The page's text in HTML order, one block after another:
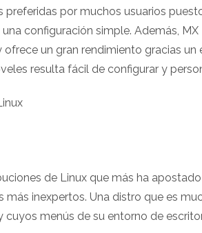
preferidas por muchos usuarios
configuración simple. Además,
un gran rendimiento gracias
resulta fácil de configurar y
de Linux que más ha
más inexpertos. Una distro que es
cuyos menús de su entorno de